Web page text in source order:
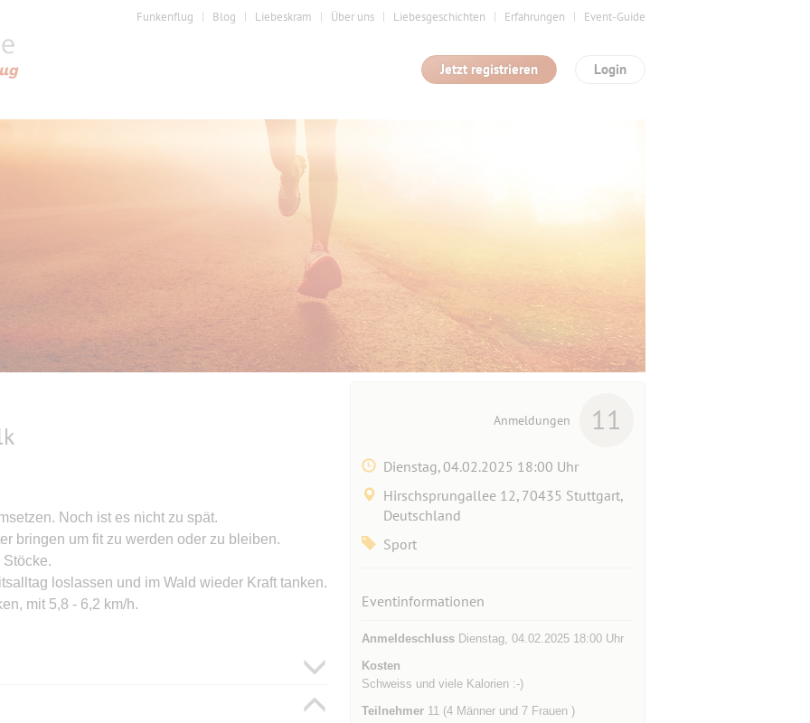
Funkenflug Blog Liebeskram Über uns Liebesgeschichten Erfahrungen Event-Guide
Login
Jetzt registrieren
Noch ist es nicht zu spät.
bringen um fit zu werden oder zu bleiben.
loslassen und im Wald wieder Kraft tanken.
mit 5,8 - 6,2 km/h.
Anmeldungen 11
Dienstag, 04.02.2025 18:00 Uhr
Hirschsprungallee 12, 70435 Stuttgart,
Deutschland
Sport
Eventinformationen
AnmeldeschlussDienstag, 04.02.2025 18:00 Uhr
Kosten
Schweiss und viele Kalorien :-)
Teilnehmer11 (4 Männer und 7 Frauen )